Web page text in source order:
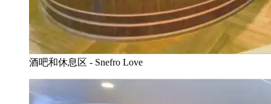
酒吧和休息区 - Snefro Love